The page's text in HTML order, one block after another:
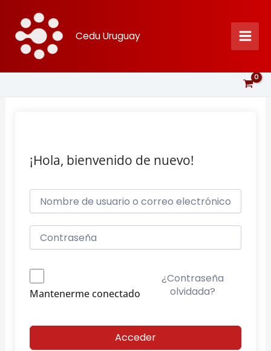
contenido
Cedu Uruguay
¡Hola, bienvenido de nuevo!
Mantenerme conectado
¿Contraseña
olvidada?
Acceder